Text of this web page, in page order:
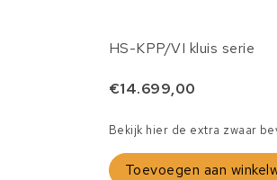
HS-KPP/VI kluis serie
€14.699,00
Bekijk hier de extra zwaar
Toevoegen aan